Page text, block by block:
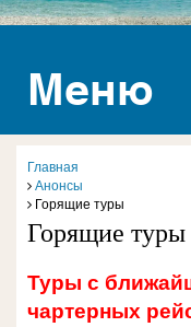
Меню
Главная
Анонсы
Горящие туры
Горящие туры
Туры с
чартерных